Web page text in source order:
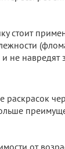
стоит
не
раскрасок
от